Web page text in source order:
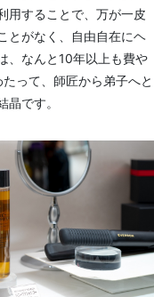
用することで、万が一皮
とがなく、自由自在にヘ
、なんと10年以上も費や
って、師匠から弟子へと
です。